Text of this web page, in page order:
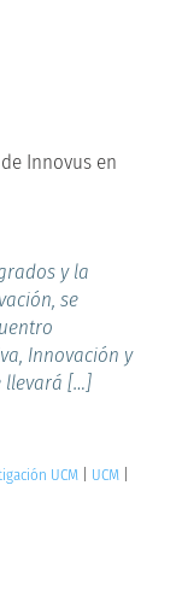
Innovus en
y la
se
Innovación y
llevará […]
UCM UCM